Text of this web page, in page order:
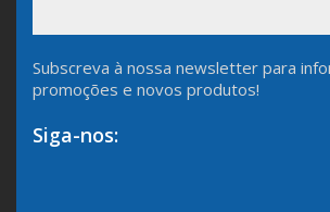
Subscreva à nossa newsletter para
promoções e novos produtos!
Siga-nos: